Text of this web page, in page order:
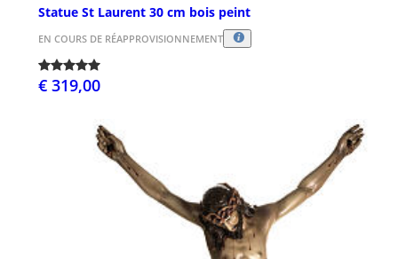
Statue St Laurent 30 cm bois peint
EN COURS DE RÉAPPROVISIONNEMENT
€ 319,00